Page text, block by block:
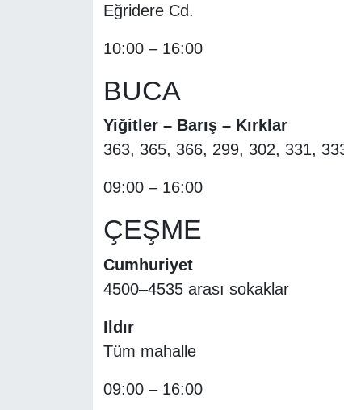
Eğridere Cd.
10:00 – 16:00
BUCA
Yiğitler – Barış – Kırklar
363, 365, 366, 299, 302, 331,
09:00 – 16:00
ÇEŞME
Cumhuriyet
4500–4535 arası sokaklar
Ildır
Tüm mahalle
09:00 – 16:00